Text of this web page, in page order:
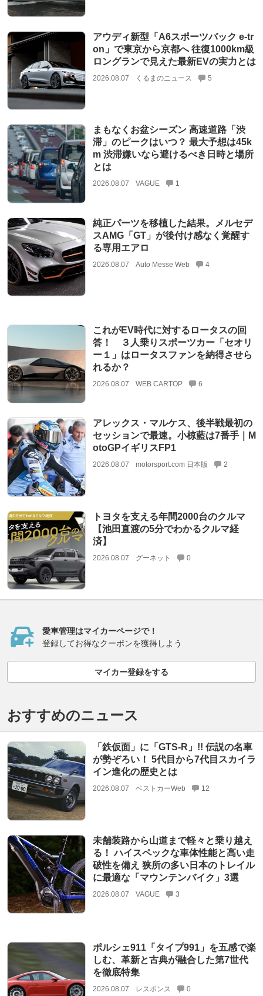
アウディ新型「A6スポーツバック e-tr
on」で東京から京都へ 往復1000km級
ロングランで見えた最新EVの実力とは
2026.08.07 くるまのニュース 5
まもなくお盆シーズン 高速道路「渋
滞」のピークはいつ？ 最大予想は45k
m 渋滞嫌いなら避けるべき日時と場所
とは
2026.08.07 VAGUE 1
純正パーツを移植した結果。メルセデ
スAMG「GT」が後付け感なく覚醒す
る専用エアロ
2026.08.07 Auto Messe Web 4
これがEV時代に対するロータスの回
答！ ３人乗りスポーツカー「セオリ
ー１」はロータスファンを納得させら
れるか？
2026.08.07 WEB CARTOP 6
アレックス・マルケス、後半戦最初の
セッションで最速。小椋藍は7番手｜M
otoGPイギリスFP1
2026.08.07 motorsport.com 日本版 2
トヨタを支える年間2000台のクルマ
【池田直渡の5分でわかるクルマ経
済】
2026.08.07 グーネット 0
愛車管理はマイカーページで！
登録してお得なクーポンを獲得しよう
マイカー登録をする
おすすめのニュース
「鉄仮面」に「GTS-R」!! 伝説の名車
が勢ぞろい！ 5代目から7代目スカイラ
イン進化の歴史とは
2026.08.07 ベストカーWeb 12
未舗装路から山道まで軽々と乗り越え
る！ ハイスペックな車体性能と高い走
破性を備え 狭所の多い日本のトレイル
に最適な「マウンテンバイク」3選
2026.08.07 VAGUE 3
ポルシェ911「タイプ991」を五感で楽
しむ、革新と古典が融合した第7世代
を徹底特集
2026.08.07 レスポンス 0